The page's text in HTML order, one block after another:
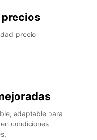
precios
precio
adaptable para
condiciones